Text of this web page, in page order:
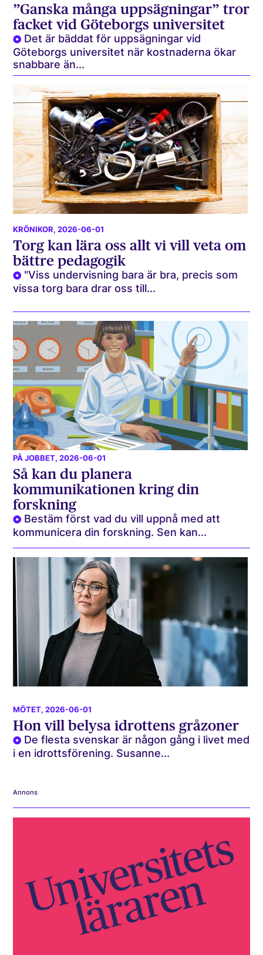
”Ganska många uppsägningar” tror
facket vid Göteborgs universitet
Det är bäddat för uppsägningar vid
Göteborgs universitet när kostnaderna ökar
snabbare än...
KRÖNIKOR, 2026-06-01
Torg kan lära oss allt vi vill veta om
bättre pedagogik
"Viss undervisning bara är bra, precis som
vissa torg bara drar oss till...
PÅ JOBBET, 2026-06-01
Så kan du planera
kommunikationen kring din
forskning
Bestäm först vad du vill uppnå med att
kommunicera din forskning. Sen kan...
MÖTET, 2026-06-01
Hon vill belysa idrottens gråzoner
De flesta svenskar är någon gång i livet med
i en idrottsförening. Susanne...
Annons